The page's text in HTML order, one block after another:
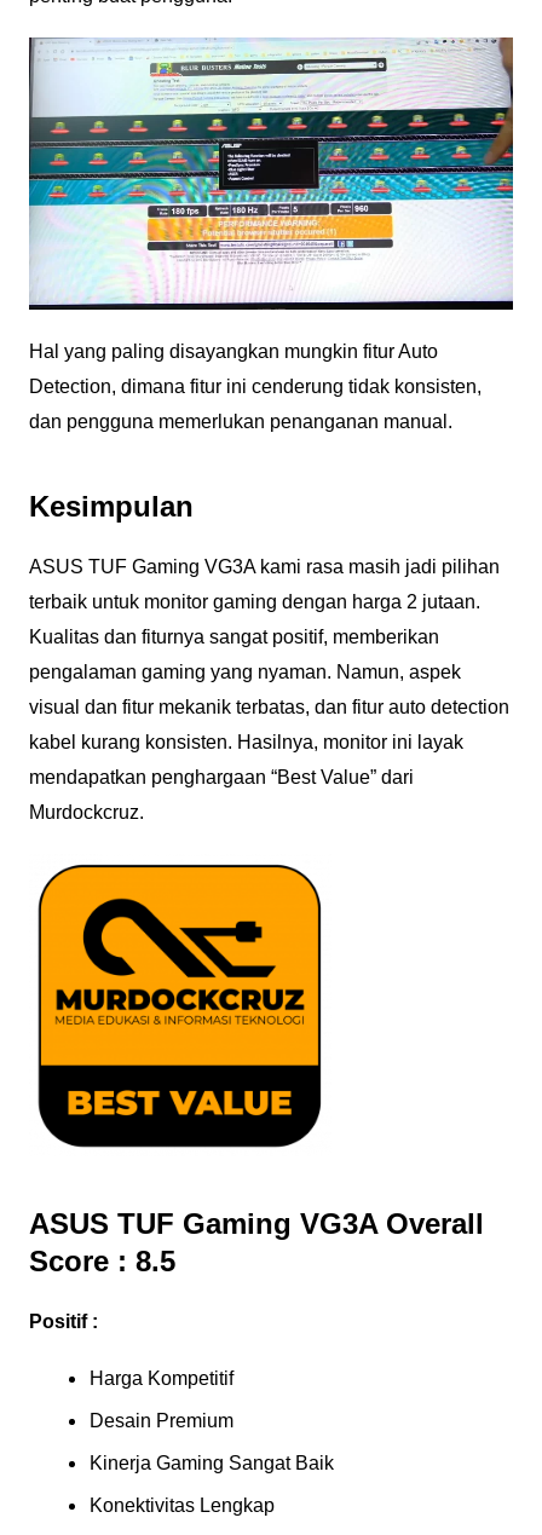
Hal yang paling disayangkan mungkin fitur Auto
Detection, dimana fitur ini cenderung tidak konsisten,
dan pengguna memerlukan penanganan manual.
Kesimpulan
ASUS TUF Gaming VG3A kami rasa masih jadi pilihan
terbaik untuk monitor gaming dengan harga 2 jutaan.
Kualitas dan fiturnya sangat positif, memberikan
pengalaman gaming yang nyaman. Namun, aspek
visual dan fitur mekanik terbatas, dan fitur auto detection
kabel kurang konsisten. Hasilnya, monitor ini layak
mendapatkan penghargaan “Best Value” dari
Murdockcruz.
ASUS TUF Gaming VG3A Overall
Score : 8.5
Positif :
Harga Kompetitif
Desain Premium
Kinerja Gaming Sangat Baik
Konektivitas Lengkap